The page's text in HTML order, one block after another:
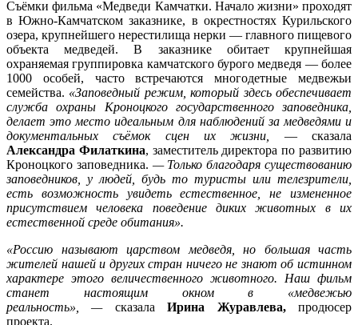
телевизионной и радиовещательной компании (ВГТРК).
Съёмки фильма «Медведи Камчатки. Начало жизни» проходят
в Южно-Камчатском заказнике, в окрестностях Курильского
озера, крупнейшего нерестилища нерки — главного пищевого
объекта медведей. В заказнике обитает крупнейшая
охраняемая группировка камчатского бурого медведя — более
1000 особей, часто встречаются многодетные медвежьи
семейства.«Заповедный режим, который здесь обеспечивает
служба охраны Кроноцкого государственного заповедника,
делает это место идеальным для наблюдений за медведями и
документальных съёмок сцен их жизни,— сказала
Александра Филаткина, заместитель директора по развитию
Кроноцкого заповедника.— Только благодаря существованию
заповедников, у людей, будь то туристы или телезрители,
есть возможность увидеть естественное, не измененное
естественной среде обитания».
«Россию называют царством медведя, но большая часть
жителей нашей и других стран ничего не знают об истинном
характере этого величественного животного. Наш фильм
станет настоящим окном в «медвежью